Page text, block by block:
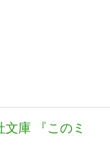
庫 『このミ